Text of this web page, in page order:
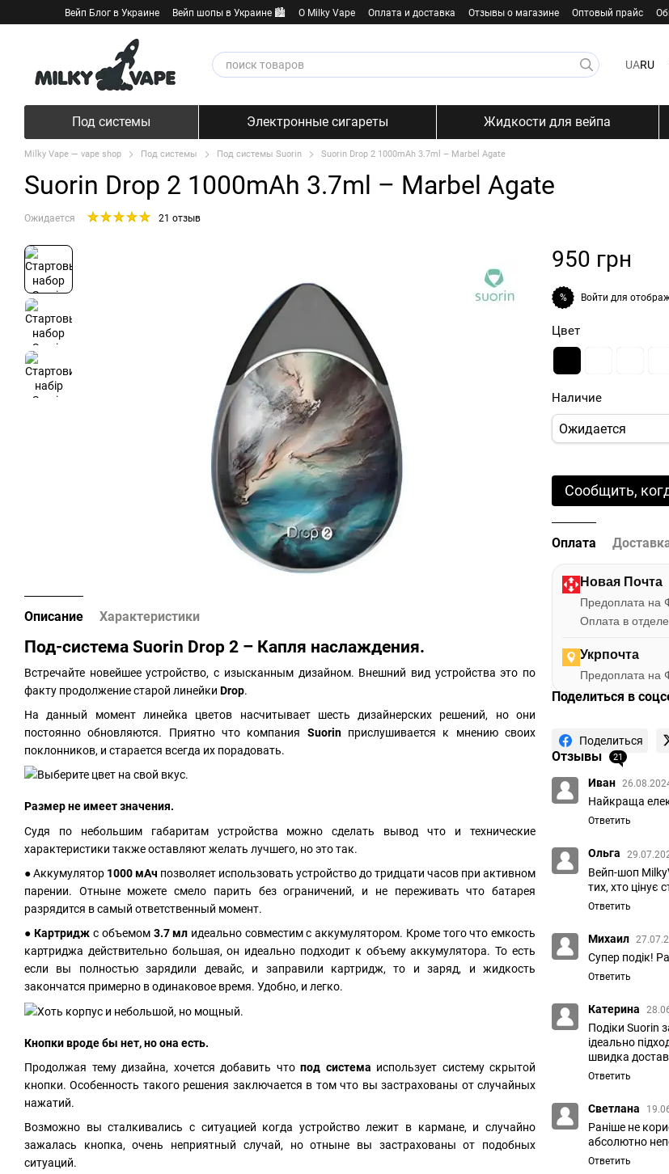
Перейти к основному контенту
Вейп Блог в Украине Вейп шопы в Украине 🏙️ О Milky Vape Оплата и доставка Отзывы о магазине Оптовый прайс
UARU
Под системы Электронные сигареты Жидкости для вейпа
Milky Vape — vape shop Под системы Под системы Suorin Suorin Drop 2 1000mAh 3.7ml – Marbel Agate
Suorin Drop 2 1000mAh 3.7ml – Marbel Agate
Ожидается 21 отзыв
Описание Характеристики
Под-система Suorin Drop 2 – Капля наслаждения.
Встречайте новейшее устройство, с изысканным дизайном. Внешний вид устройства это по
факту продолжение старой линейки Drop.
На данный момент линейка цветов насчитывает шесть дизайнерских решений, но они
постоянно обновляются. Приятно что компания Suorin прислушивается к мнению своих
поклонников, и старается всегда их порадовать.
Размер не имеет значения.
Судя по небольшим габаритам устройства можно сделать вывод что и технические
характеристики также оставляют желать лучшего, но это так.
● Аккумулятор 1000 мАч позволяет использовать устройство до тридцати часов при активном
парении. Отныне можете смело парить без ограничений, и не переживать что батарея
разрядится в самый ответственный момент.
●Картриджс объемом 3.7 мл идеально совместим с аккумулятором. Кроме того что емкость
картриджа действительно большая, он идеально подходит к объему аккумулятора. То есть
если вы полностью зарядили девайс, и заправили картридж, то и заряд, и жидкость
закончатся примерно в одинаковое время. Удобно, и легко.
Кнопки вроде бы нет, но она есть.
Продолжая тему дизайна, хочется добавить что под система использует систему скрытой
кнопки. Особенность такого решения заключается в том что вы застрахованы от случайных
нажатий.
Возможно вы сталкивались с ситуацией когда устройство лежит в кармане, и случайно
зажалась кнопка, очень неприятный случай, но отныне вы застрахованы от подобных
ситуаций.
950 грн
% Войти для
Цвет
Наличие
Ожидается
Сообщить,
Оплата
Новая Почта
Предоплата на
Оплата в
Укрпочта
Предоплата на
Поделиться в
Поделиться
Отзывы 21
Иван
Найкраща
Ответить
Ольга
Вейп-шоп
тих, хто цінує
Ответить
Михаил
Супер подік!
Ответить
Катерина
Подіки Suorin
ідеально
швидка
Ответить
Светлана
Раніше не
абсолютно
Ответить